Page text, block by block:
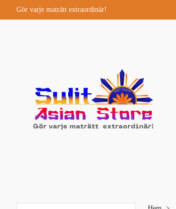
Gör varje maträtt extraordinär!